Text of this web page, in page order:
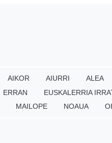
AIKOR AIURRI ALEA
ERRAN EUSKALERRIA
MAILOPE NOAUA